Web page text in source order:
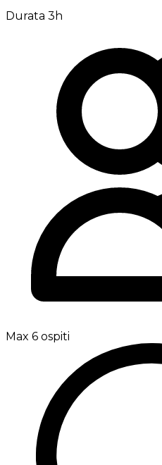
Durata 3h
Max 6 ospiti